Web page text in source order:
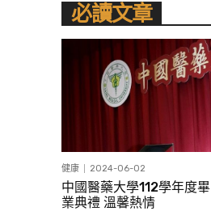
必讀文章
健康 2024-06-02
中國醫藥大學112學年度畢
業典禮 溫馨熱情